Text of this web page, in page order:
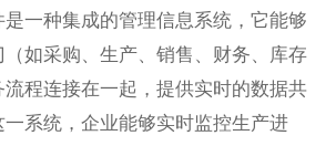
一种集成的管理信息系统，它能够
如采购、生产、销售、财务、库存
程连接在一起，提供实时的数据共
系统，企业能够实时监控生产进